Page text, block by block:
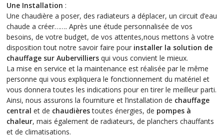
Une Installation :
Une chaudière a poser, des radiateurs a déplacer, un circuit d’eau
chaude a créer……. Après une étude personnalisée de vos
besoins, de votre budget, de vos attentes,nous mettons à votre
disposition tout notre savoir faire pour installer la solution de
chauffage sur Aubervilliers qui vous convient le mieux.
La mise en service et la maintenance est réalisée par le même
personne qui vous expliquera le fonctionnement du matériel et
vous donnera toutes les indications pour en tirer le meilleur parti.
Ainsi, nous assurons la fourniture et l’installation de chauffage
central et de chaudièrestoutes énergies, de pompes à
chaleur, mais également de radiateurs, de planchers chauffants
et de climatisations.